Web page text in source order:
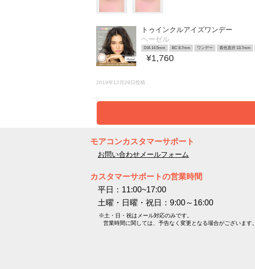
トゥインクルアイズワンデー
ヘーゼル
DIA 14.5mm BC 8.7mm ワンデー 着色直径 13.7mm
¥1,760
2019年12月29日投稿
モアコンカスタマーサポート
お問い合わせメールフォーム
カスタマーサポートの営業時間
平日：11:00~17:00
土曜・日曜・祝日：9:00～16:00
※土・日・祝はメール対応のみです。
営業時間に関しては、予告なく変更となる場合がございます。